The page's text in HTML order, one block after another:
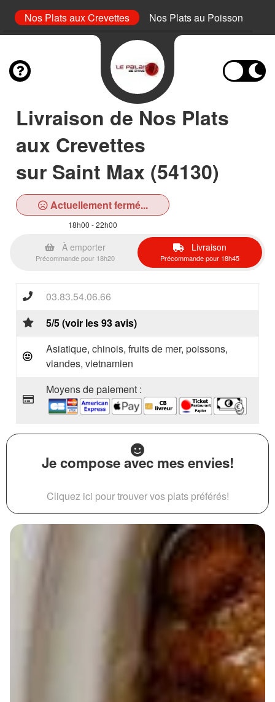
Nos Plats aux Crevettes Nos Plats au Poisson
Livraison de Nos Plats
aux Crevettes
sur Saint Max (54130)
Actuellement fermé...
18h00 - 22h00
À emporter
Précommande pour 18h20
Livraison
Précommande pour 18h45
03.83.54.06.66
5/5 (voir les 93 avis)
Asiatique, chinois, fruits de mer, poissons,
viandes, vietnamien
Moyens de paiement :
Je compose avec mes envies!
Cliquez ici pour trouver vos plats préférés!